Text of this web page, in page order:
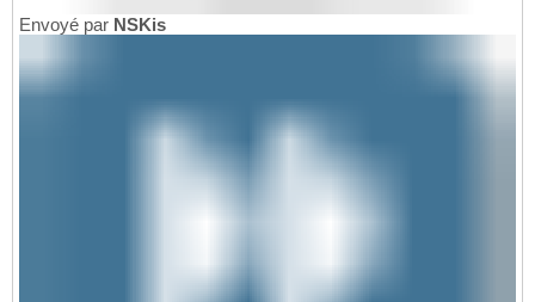
Envoyé par NSKis